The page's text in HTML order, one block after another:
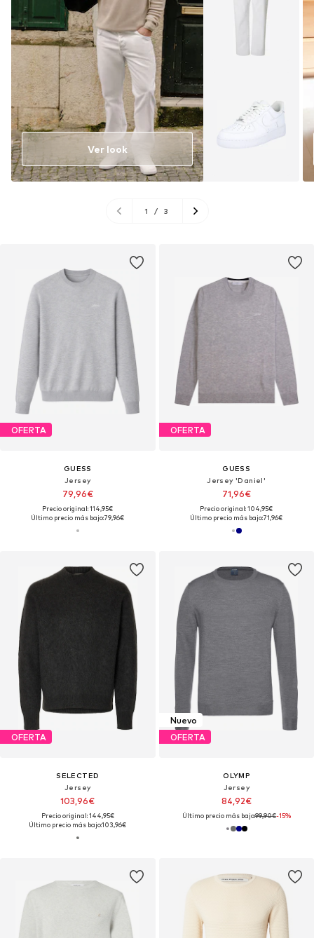
Ver look
1 / 3
OFERTA
GUESS
Jersey
79,96€
Precio original: 114,95€
Último precio más bajo:79,96€
OFERTA
GUESS
Jersey 'Daniel'
71,96€
Precio original: 104,95€
Último precio más bajo:71,96€
OFERTA
SELECTED
Jersey
103,96€
Precio original: 144,95€
Último precio más bajo:103,96€
Nuevo
OFERTA
OLYMP
Jersey
84,92€
Último precio más bajo:99,90€-15%